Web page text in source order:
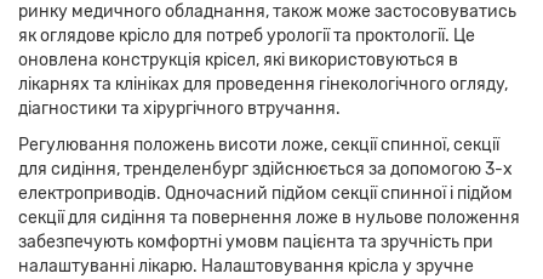
ринку медичного обладнання, також може застосовуватись
як оглядове крісло для потреб урології та проктології. Це
оновлена конструкція крісел, які використовуються в
лікарнях та клініках для проведення гінекологічного огляду,
діагностики та хірургічного втручання.
Регулювання положень висоти ложе, секції спинної, секції
для сидіння, тренделенбург здійснюється за допомогою 3-х
електроприводів. Одночасний підйом секції спинної і підйом
секції для сидіння та повернення ложе в нульове положення
забезпечують комфортні умовм пацієнта та зручність при
налаштуванні лікарю. Налаштовування крісла у зручне